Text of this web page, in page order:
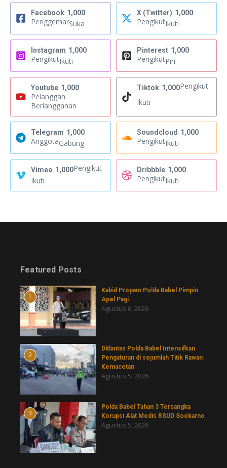
Facebook 1,000
PenggemarSuka
X (Twitter) 1,000
PengikutIkuti
Instagram 1,000
PengikutIkuti
Pinterest 1,000
PengikutPin
Youtube 1,000
Pelanggan
Berlangganan
Tiktok 1,000Pengikut
Ikuti
Telegram 1,000
AnggotaGabung
Soundcloud 1,000
PengikutIkuti
Vimeo 1,000Pengikut
Ikuti
Dribbble 1,000
PengikutIkuti
Featured Posts
1
Kabid Propam Polda Babel Pimpin
Apel Pagi
Agustus 6, 2026
2
Ditlantas Polda Babel Intensifkan
Pengaturan di sejumlah Titik Rawan
Kemacetan
Agustus 5, 2026
3
Polda Babel Tahan 3 Tersangka
Korupsi Alat Medis RSUD Soekarno
Agustus 5, 2026